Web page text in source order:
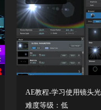
难度等级：低